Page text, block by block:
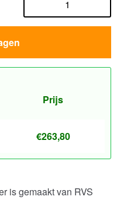
Prijs
€263,80
is gemaakt van RVS